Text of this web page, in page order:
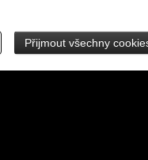
Přijmout všechny